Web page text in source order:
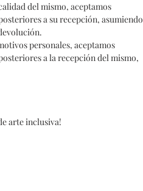
del mismo, aceptamos
a su recepción, asumiendo
personales, aceptamos
a la recepción del mismo,
arte inclusiva!